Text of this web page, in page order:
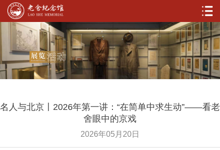
名人与北京丨2026年第一讲：“在简单中求生动”——看老
舍眼中的京戏
2026年05月20日